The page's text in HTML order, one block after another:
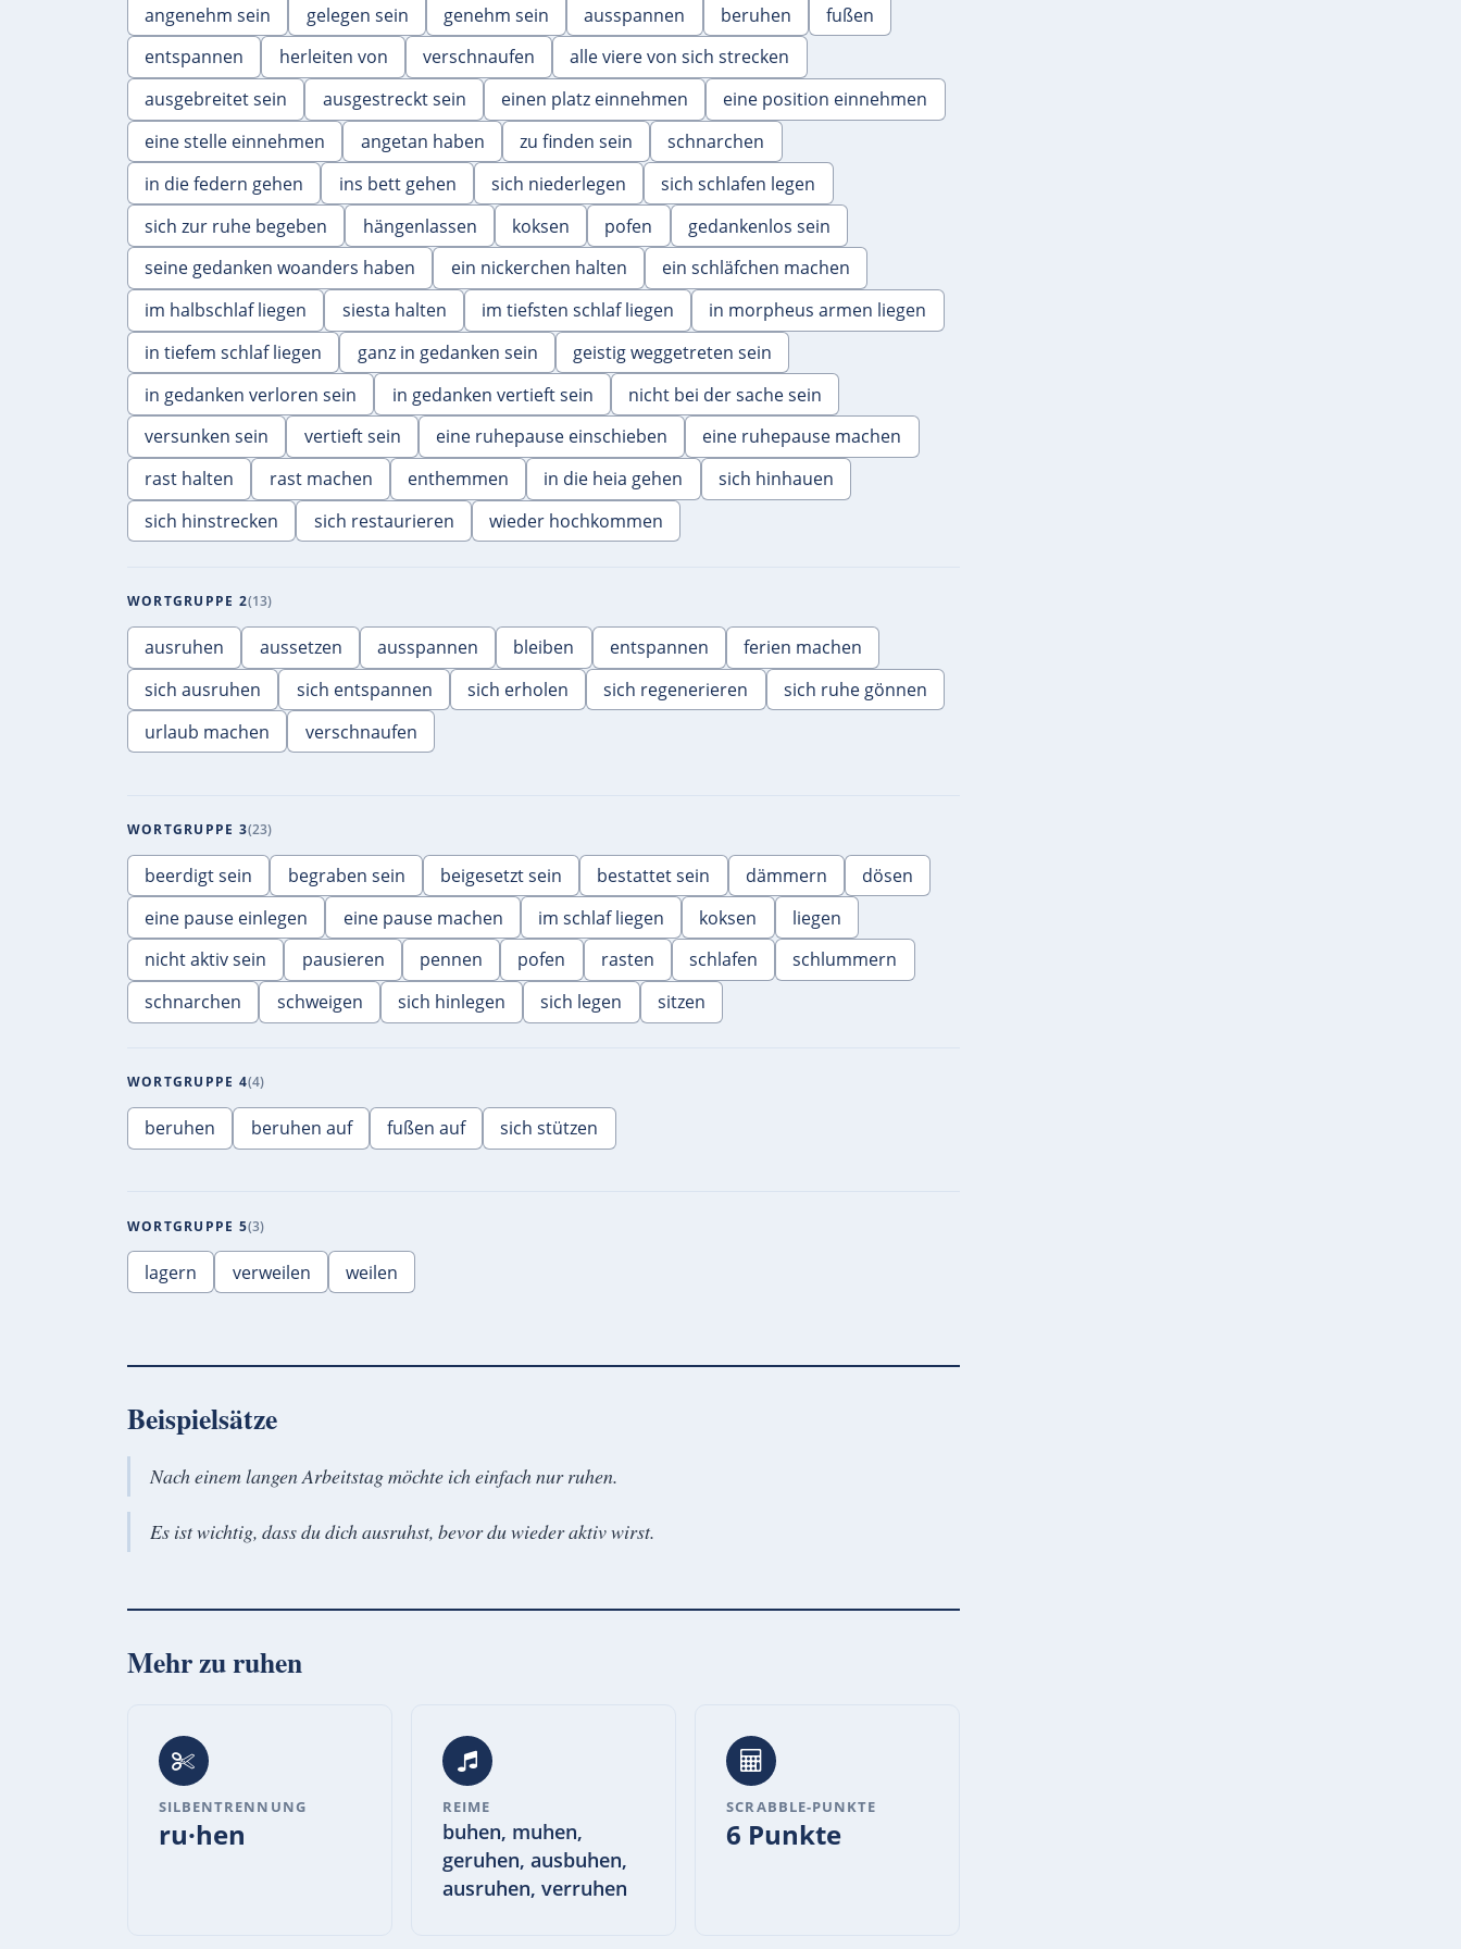
angenehm sein
gelegen sein genehm sein ausspannen beruhen
fußen
entspannen
herleiten von verschnaufen
alle viere von sich strecken
ausgebreitet sein
ausgestreckt sein einen platz einnehmen
eine position einnehmen
eine stelle einnehmen
angetan haben zu finden sein
schnarchen
in die federn gehen
ins bett gehen sich niederlegen
sich schlafen legen
sich zur ruhe begeben
hängenlassen koksen pofen
gedankenlos sein
seine gedanken woanders haben
ein nickerchen halten
ein schläfchen machen
im halbschlaf liegen
siesta halten im tiefsten schlaf liegen
in morpheus armen liegen
in tiefem schlaf liegen
ganz in gedanken sein
geistig weggetreten sein
in gedanken verloren sein
in gedanken vertieft sein
nicht bei der sache sein
versunken sein
vertieft sein eine ruhepause einschieben
eine ruhepause machen
rast halten
rast machen enthemmen in die heia gehen
sich hinhauen
sich hinstrecken
sich restaurieren wieder hochkommen
WORTGRUPPE 2 13
ausruhen aussetzen ausspannen bleiben entspannen
ferien machen
sich ausruhen
sich entspannen sich erholen sich regenerieren
sich ruhe gönnen
urlaub machen
verschnaufen
WORTGRUPPE 3 23
beerdigt sein begraben sein beigesetzt sein bestattet sein dämmern
dösen
eine pause einlegen
eine pause machen im schlaf liegen koksen
liegen
nicht aktiv sein
pausieren pennen pofen rasten schlafen
schlummern
schnarchen
schweigen sich hinlegen sich legen sitzen
WORTGRUPPE 4 4
beruhen beruhen auf fußen auf sich stützen
WORTGRUPPE 5 3
lagern verweilen weilen
Beispielsätze
Nach einem langen Arbeitstag möchte ich einfach nur ruhen.
Es ist wichtig, dass du dich ausruhst, bevor du wieder aktiv wirst.
Mehr zuruhen
SILBENTRENNUNG
ru·hen
REIME
buhen, muhen,
geruhen, ausbuhen,
ausruhen, verruhen
SCRABBLE-PUNKTE
6 Punkte